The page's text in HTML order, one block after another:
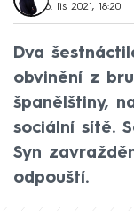
6. lis 2021, 18:20
Dva
obvinění z
španělštiny,
sociální sítě.
Syn
odpouští.